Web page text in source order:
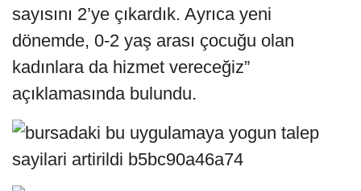
sayısını 2’ye çıkardık. Ayrıca yeni
dönemde, 0-2 yaş arası çocuğu olan
kadınlara da hizmet vereceğiz”
açıklamasında bulundu.